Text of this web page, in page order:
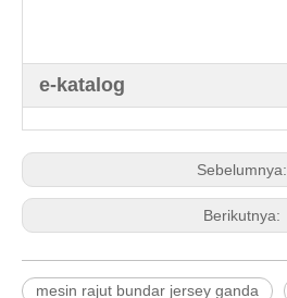
e-katalog
Sebelumnya:
Berikutnya:
mesin rajut bundar jersey ganda